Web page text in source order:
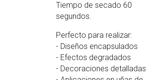
Tiempo de secado 60
segundos.
Perfecto para realizar:
- Diseños encapsulados
- Efectos degradados
- Decoraciones detalladas